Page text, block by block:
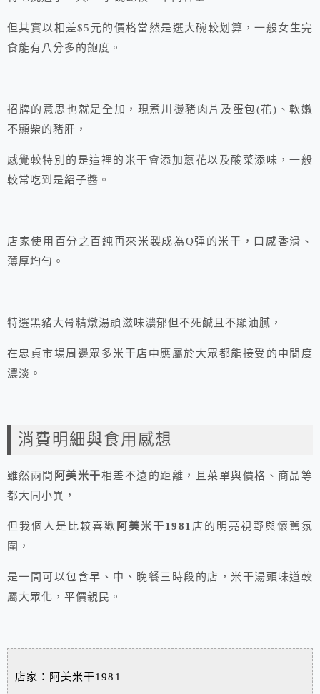
但其實以相差$5元的價格當然是選大碗較划算，一般女生完
食能有八分多的飽度。
招牌的意思也就是全加，現煮川燙豬肉片及蛋包(花)、軟嫩
不顯柴的豬肝，
感覺較特別的是這裡的米干會添加蔥花以及酸菜添味，一般
較常吃到是紹子醬。
店家使用百分之百純再來米製成為Q彈的米干，口感香滑、
薄厚均勻。
特選黑豬大骨精燉湯頭滋味濃郁但不死鹹且不顯油膩，
在忠貞市場周邊眾多米干店中應屬於大眾都能接受的中間度
濃淡。
消費明細與食用感想
雖然兩間 阿美米干相差不遠的距離，且菜單與價格、商品等
都大同小異，
但我個人是比較喜歡 阿美米干1981 店的明亮視野與懷舊氛
圍，
是一間可以包含早、中、晚餐三時段的店，米干湯頭味道較
屬大眾化，平價親民。
店家：阿美米干1981